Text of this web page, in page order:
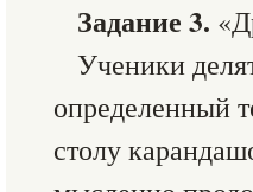
Задание 3.
Ученики
определенный
столу